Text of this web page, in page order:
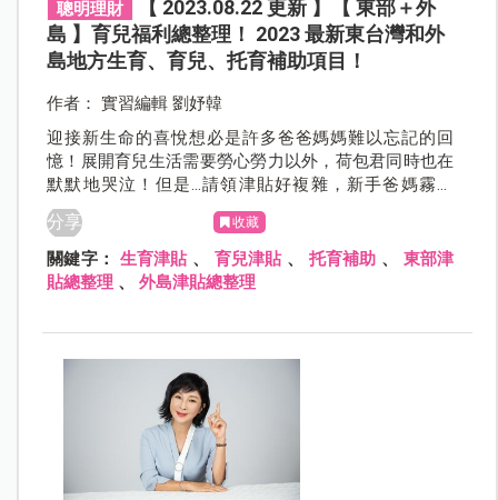
聰明理財
【 2023.08.22 更新 】【 東部＋外
島 】育兒福利總整理！ 2023 最新東台灣和外
島地方生育、育兒、托育補助項目！
作者： 實習編輯 劉妤韓
迎接新生命的喜悅想必是許多爸爸媽媽難以忘記的回
憶！展開育兒生活需要勞心勞力以外，荷包君同時也在
默默地哭泣！但是...請領津貼好複雜，新手爸媽霧煞
煞！別擔心，本篇幫爸爸媽媽整理好最新「東部」生
育、育兒、托育補助，一起來看看歡樂育兒的同時可以
請領什麼補助吧！
分享 收藏
關鍵字： 生育津貼 、 育兒津貼 、 托育補助 、 東部津
貼總整理 、外島津貼總整理